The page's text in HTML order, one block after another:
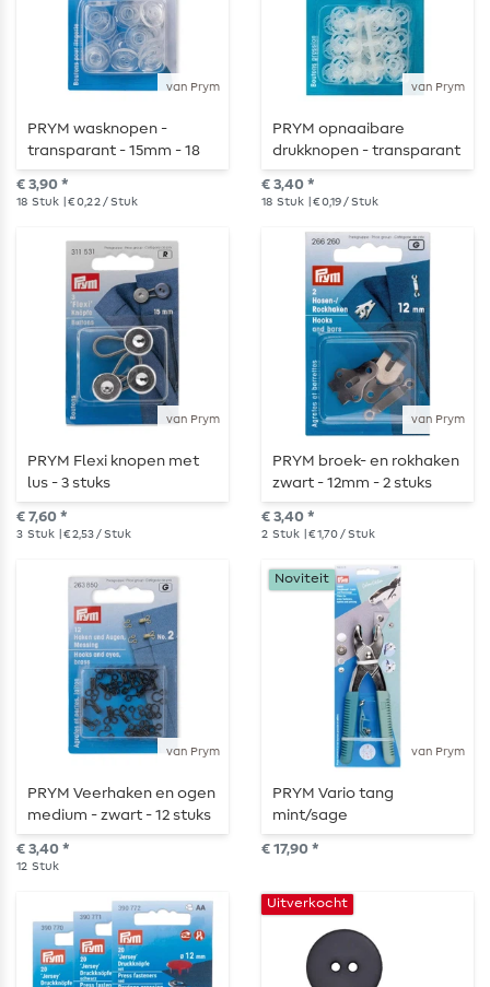
van Prym
PRYM wasknopen -
transparant - 15mm - 18
stuks
€ 3,90 *
18 Stuk | € 0,22 / Stuk
van Prym
PRYM opnaaibare
drukknopen - transparant
- 10mm - 18 stuks
€ 3,40 *
18 Stuk | € 0,19 / Stuk
van Prym
PRYM Flexi knopen met
lus - 3 stuks
€ 7,60 *
3 Stuk | € 2,53 / Stuk
van Prym
PRYM broek- en rokhaken
zwart - 12mm - 2 stuks
€ 3,40 *
2 Stuk | € 1,70 / Stuk
van Prym
PRYM Veerhaken en ogen
medium - zwart - 12 stuks
€ 3,40 *
12 Stuk
van Prym
Noviteit
PRYM Vario tang
mint/sage
€ 17,90 *
Uitverkocht